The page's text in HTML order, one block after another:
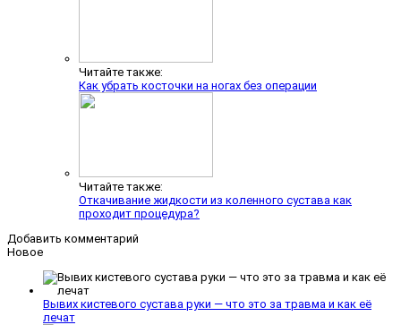
Читайте также:
Как убрать косточки на ногах без операции
Читайте также:
Откачивание жидкости из коленного сустава как
проходит процедура?
Добавить комментарий
Новое
Вывих кистевого сустава руки — что это за травма и как её
лечат